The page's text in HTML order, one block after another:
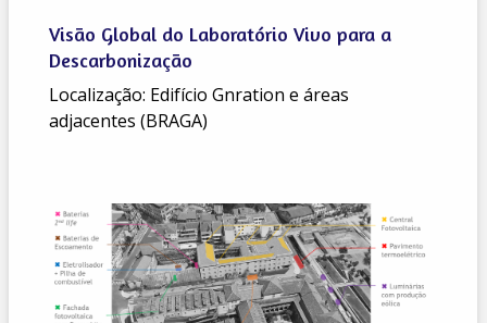
Visão Global do Laboratório Vivo para a
Descarbonização
Localização: Edifício Gnration e áreas
adjacentes (BRAGA)